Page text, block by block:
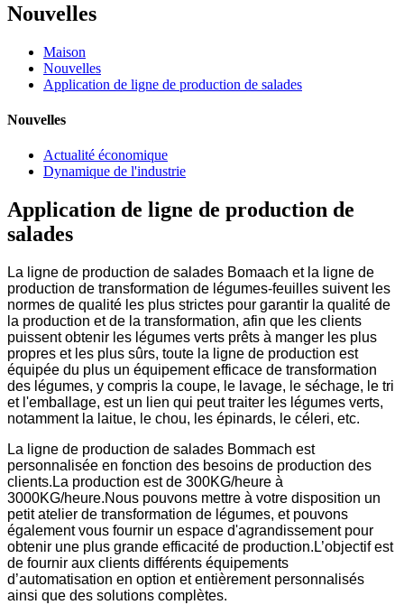
Nouvelles
Maison
Nouvelles
Application de ligne de production de salades
Nouvelles
Actualité économique
Dynamique de l'industrie
Application de ligne de production de
salades
La ligne de production de salades Bomaach et la ligne de
production de transformation de légumes-feuilles suivent les
normes de qualité les plus strictes pour garantir la qualité de
la production et de la transformation, afin que les clients
puissent obtenir les légumes verts prêts à manger les plus
propres et les plus sûrs, toute la ligne de production est
équipée du plus un équipement efficace de transformation
des légumes, y compris la coupe, le lavage, le séchage, le tri
et l'emballage, est un lien qui peut traiter les légumes verts,
notamment la laitue, le chou, les épinards, le céleri, etc.
La ligne de production de salades Bommach est
personnalisée en fonction des besoins de production des
clients.La production est de 300KG/heure à
3000KG/heure.Nous pouvons mettre à votre disposition un
petit atelier de transformation de légumes, et pouvons
également vous fournir un espace d'agrandissement pour
obtenir une plus grande efficacité de production.L’objectif est
de fournir aux clients différents équipements
d’automatisation en option et entièrement personnalisés
ainsi que des solutions complètes.